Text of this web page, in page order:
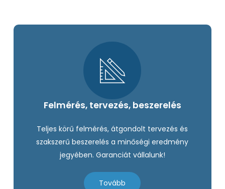
Felmérés, tervezés, beszerelés
Teljes körű felmérés, átgondolt tervezés és
szakszerű beszerelés a minőségi eredmény
jegyében. Garanciát vállalunk!
Tovább